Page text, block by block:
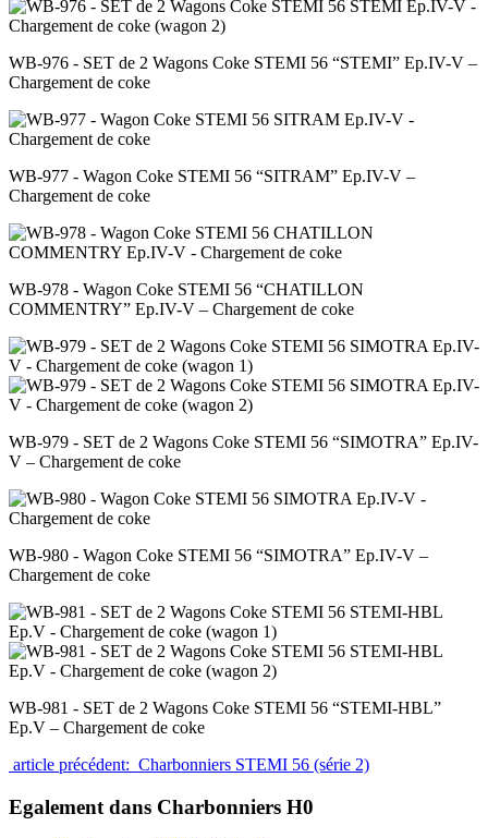
WB-976 - SET de 2 Wagons Coke STEMI 56 “STEMI” Ep.IV-V –
Chargement de coke
WB-977 - Wagon Coke STEMI 56 “SITRAM” Ep.IV-V –
Chargement de coke
WB-978 - Wagon Coke STEMI 56 “CHATILLON
COMMENTRY” Ep.IV-V – Chargement de coke
WB-979 - SET de 2 Wagons Coke STEMI 56 “SIMOTRA” Ep.IV-
V – Chargement de coke
WB-980 - Wagon Coke STEMI 56 “SIMOTRA” Ep.IV-V –
Chargement de coke
WB-981 - SET de 2 Wagons Coke STEMI 56 “STEMI-HBL”
Ep.V – Chargement de coke
article précédent: Charbonniers STEMI 56 (série 2)
Egalement dans Charbonniers H0